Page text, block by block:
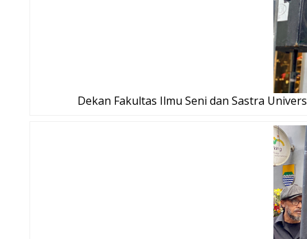
Dekan Fakultas Ilmu Seni dan Sastra